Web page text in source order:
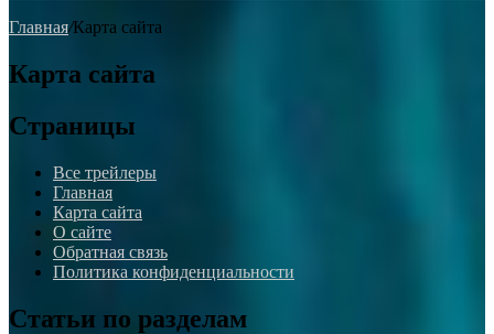
Главная/Карта сайта
Карта сайта
Страницы
Все трейлеры
Главная
Карта сайта
О сайте
Обратная связь
Политика конфиденциальности
Статьи по разделам